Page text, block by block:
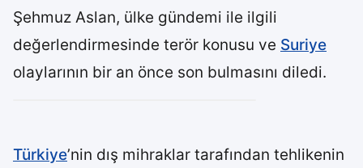
Şehmuz Aslan, ülke gündemi ile ilgili
değerlendirmesinde terör konusu ve Suriye
olaylarının bir an önce son bulmasını diledi.
Türkiye’nin dış mihraklar tarafından tehlikenin